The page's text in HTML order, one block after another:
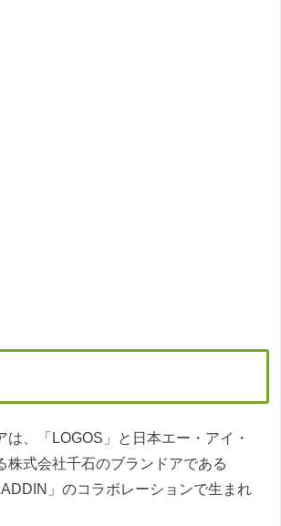
は、「LOGOS」と⽇本エー・アイ・
株式会社千⽯のブランドアである
」のコラボレーションで生まれ